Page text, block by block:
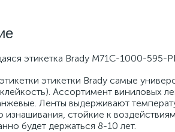
этикетка Brady M71C-1000-595-
этикетки Brady самые
Ассортимент виниловых
Ленты выдерживают
изнашивания, стойкие к
будет держаться 8-10 лет.